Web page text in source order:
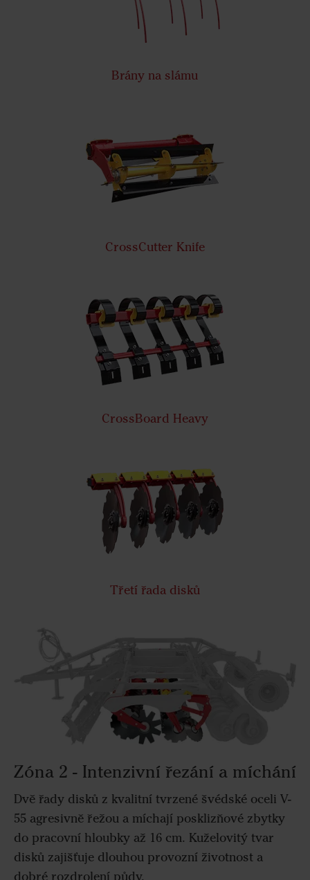
Brány na slámu
CrossCutter Knife
CrossBoard Heavy
Třetí řada disků
Zóna 2 - Intenzivní řezání a míchání
Dvě řady disků z kvalitní tvrzené švédské oceli V-
55 agresivně řežou a míchají posklizňové zbytky
do pracovní hloubky až 16 cm. Kuželovitý tvar
disků zajišťuje dlouhou provozní životnost a
dobré rozdrolení půdy.